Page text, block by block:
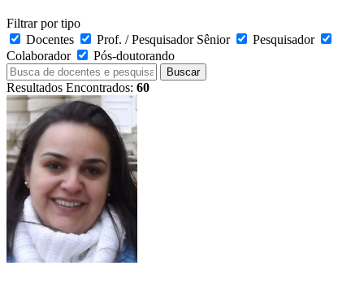
Filtrar por tipo
Docentes
Prof. / Pesquisador Sênior
Pesquisador
Colaborador
Pós-doutorando
Buscar
Resultados Encontrados: 60